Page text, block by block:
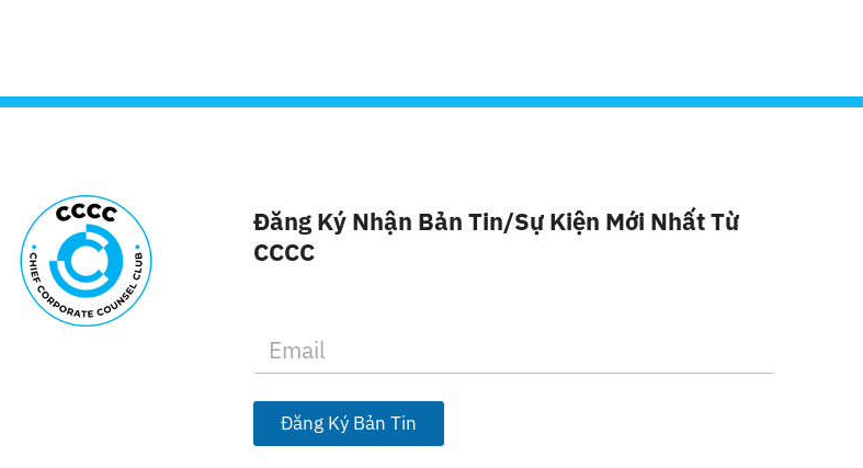
Đăng Ký Nhận Bản Tin/sự Kiện Mới Nhất Từ
CCCC
a
i
*
Đăng Ký Bản Tin